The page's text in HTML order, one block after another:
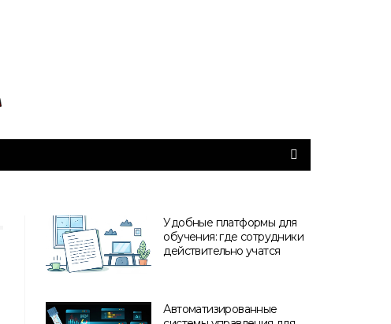
Удобные платформы для
обучения: где сотрудники
действительно учатся
Автоматизированные